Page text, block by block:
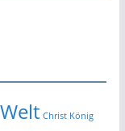
Christ König